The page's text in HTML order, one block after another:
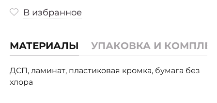
В избранное
МАТЕРИАЛЫ УПАКОВКА И
ДСП, ламинат, пластиковая кромка, бумага без
хлора